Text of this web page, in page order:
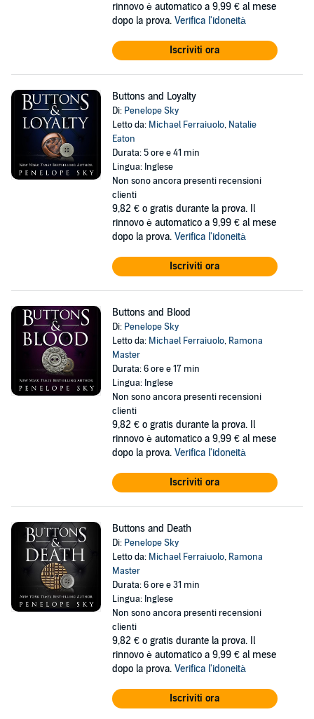
rinnovo è automatico a 9,99 € al mese
dopo la prova. Verifica l'idoneità
Iscriviti ora
Buttons and Loyalty
Di: Penelope Sky
Letto da: Michael Ferraiuolo, Natalie
Eaton
Durata: 5 ore e 41 min
Lingua: Inglese
Non sono ancora presenti recensioni
clienti
9,82 € o gratis durante la prova. Il
rinnovo è automatico a 9,99 € al mese
dopo la prova. Verifica l'idoneità
Iscriviti ora
Buttons and Blood
Di: Penelope Sky
Letto da: Michael Ferraiuolo, Ramona
Master
Durata: 6 ore e 17 min
Lingua: Inglese
Non sono ancora presenti recensioni
clienti
9,82 € o gratis durante la prova. Il
rinnovo è automatico a 9,99 € al mese
dopo la prova. Verifica l'idoneità
Iscriviti ora
Buttons and Death
Di: Penelope Sky
Letto da: Michael Ferraiuolo, Ramona
Master
Durata: 6 ore e 31 min
Lingua: Inglese
Non sono ancora presenti recensioni
clienti
9,82 € o gratis durante la prova. Il
rinnovo è automatico a 9,99 € al mese
dopo la prova. Verifica l'idoneità
Iscriviti ora